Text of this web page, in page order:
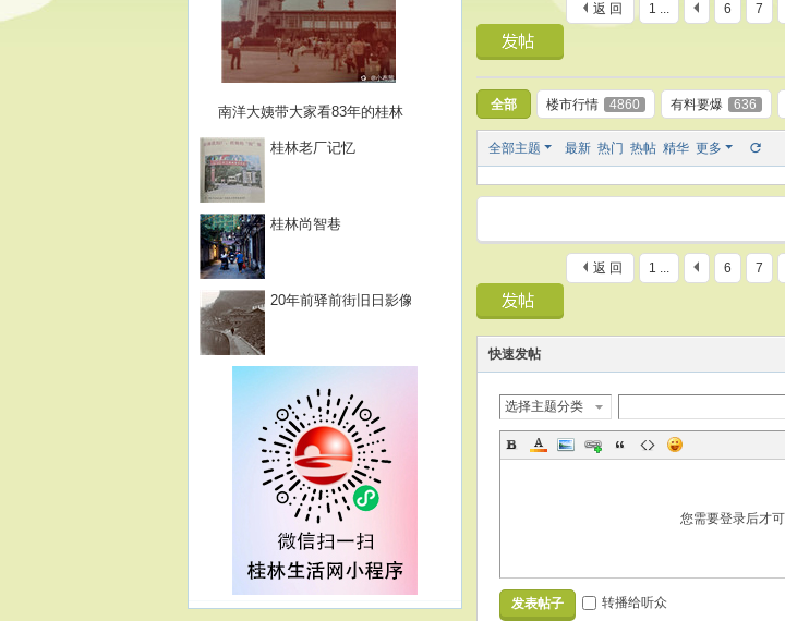
南洋大姨带大家看83年的桂林
桂林老厂记忆
桂林尚智巷
20年前驿前街旧日影像
1 ... 6 7
返 回
全部 楼市行情 4860 有料要爆 636
全部主题 最新 热门 热帖 精华 更多
1 ... 6 7
返 回
快速发帖
选择主题分类
您需要登录后才
发表帖子 转播给听众